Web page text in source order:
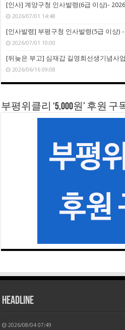
[인사] 계양구청 인사발령(6급 이상)-
2026/07/01 14:48
[인사발령] 부평구청 인사발령(5급 이상)
2026/07/01 10:00
[뒤늦은 부고] 심재갑 길영희선생기념사
2026/06/16 09:08
부평위클리 ‘5,000원’ 후원 구
HEADLINE
2026/08/04 07:49